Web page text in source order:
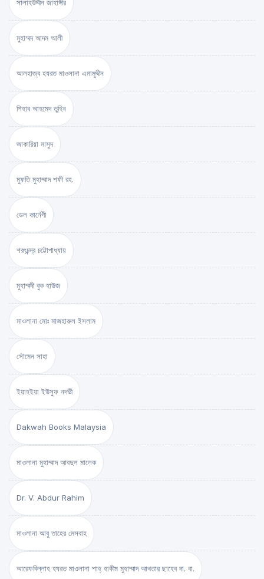
সালাহউদ্দীন জাহাঙ্গীর
মুহাম্মদ আদম আলী
আলহাজ্ব হযরত মাওলানা এমামুদ্দীন
শিহাব আহমেদ তুহিন
জাকারিয়া মাসুদ
মুফতি মুহাম্মাদ শফী রহ.
ডেল কার্নেগী
শরৎচন্দ্র চট্টোপাধ্যায়
মুহাম্মদী বুক হাউজ
মাওলানা মোঃ মাজহারুল ইসলাম
সৌমেন সাহা
ইয়াহইয়া ইউসুফ নদভী
Dakwah Books Malaysia
মাওলানা মুহাম্মাদ আবদুল মালেক
Dr. V. Abdur Rahim
মাওলানা আবু তাহের মেসবাহ
আরেফবিল্লাহ হযরত মাওলানা শাহ্ হাকীম মুহাম্মাদ আখতার ছাহেব দা. বা.